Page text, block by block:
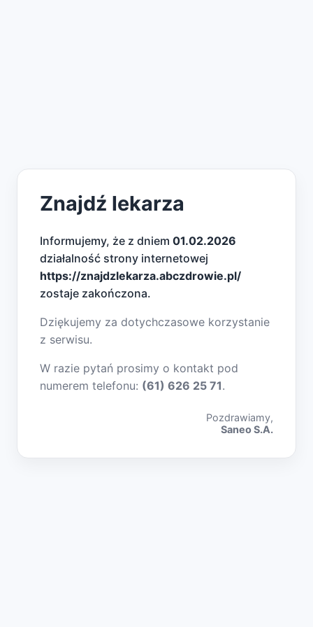
Znajdź lekarza
Informujemy, że z dniem 01.02.2026
działalność strony internetowej
https://znajdzlekarza.abczdrowie.pl/
zostaje zakończona.
Dziękujemy za dotychczasowe korzystanie
z serwisu.
W razie pytań prosimy o kontakt pod
numerem telefonu: (61) 626 25 71.
Pozdrawiamy,
Saneo S.A.